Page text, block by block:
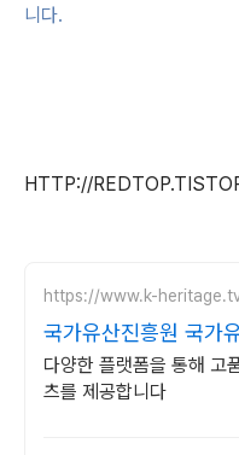
니다.
HTTP://
https://www.k-
국가유산진흥원 국가
세계유산 영상
다양한 플랫폼을 통해 고
츠를 제공합니다